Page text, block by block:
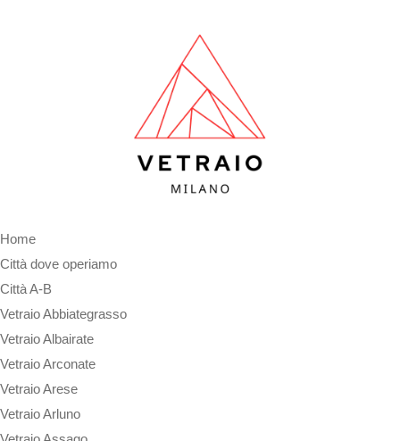
Home
Città dove operiamo
Città A-B
Vetraio Abbiategrasso
Vetraio Albairate
Vetraio Arconate
Vetraio Arese
Vetraio Arluno